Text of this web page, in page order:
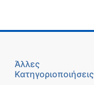
Άλλες
Κατηγοριοποιήσεις